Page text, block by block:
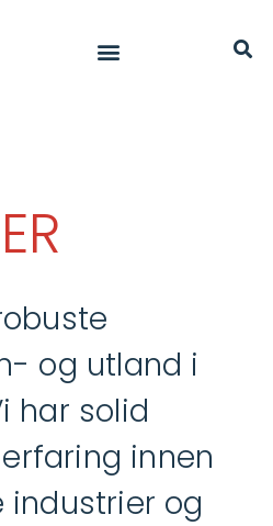
og utland i
har solid
innen
industrier og